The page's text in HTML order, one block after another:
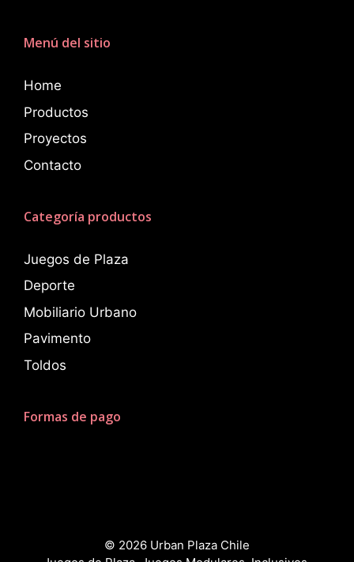
Menú del sitio
Home
Productos
Proyectos
Contacto
Categoría productos
Juegos de Plaza
Deporte
Mobiliario Urbano
Pavimento
Toldos
Formas de pago
© 2026 Urban Plaza Chile